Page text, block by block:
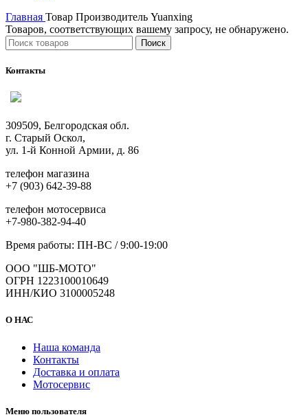
Главная Товар Производитель Yuanxing
Товаров, соответствующих вашему запросу, не обнаружено.
Поиск
Контакты
309509, Белгородская обл.
г. Старый Оскол,
ул. 1-й Конной Армии, д. 86
телефон магазина
+7 (903) 642-39-88
телефон мотосервиса
+7-980-382-94-40
Время работы: ПН-ВС / 9:00-19:00
ООО "ШБ-МОТО"
ОГРН 1223100010649
ИНН/КИО 3100005248
О НАС
Наша команда
Контакты
Доставка и оплата
Мотосервис
Меню пользователя